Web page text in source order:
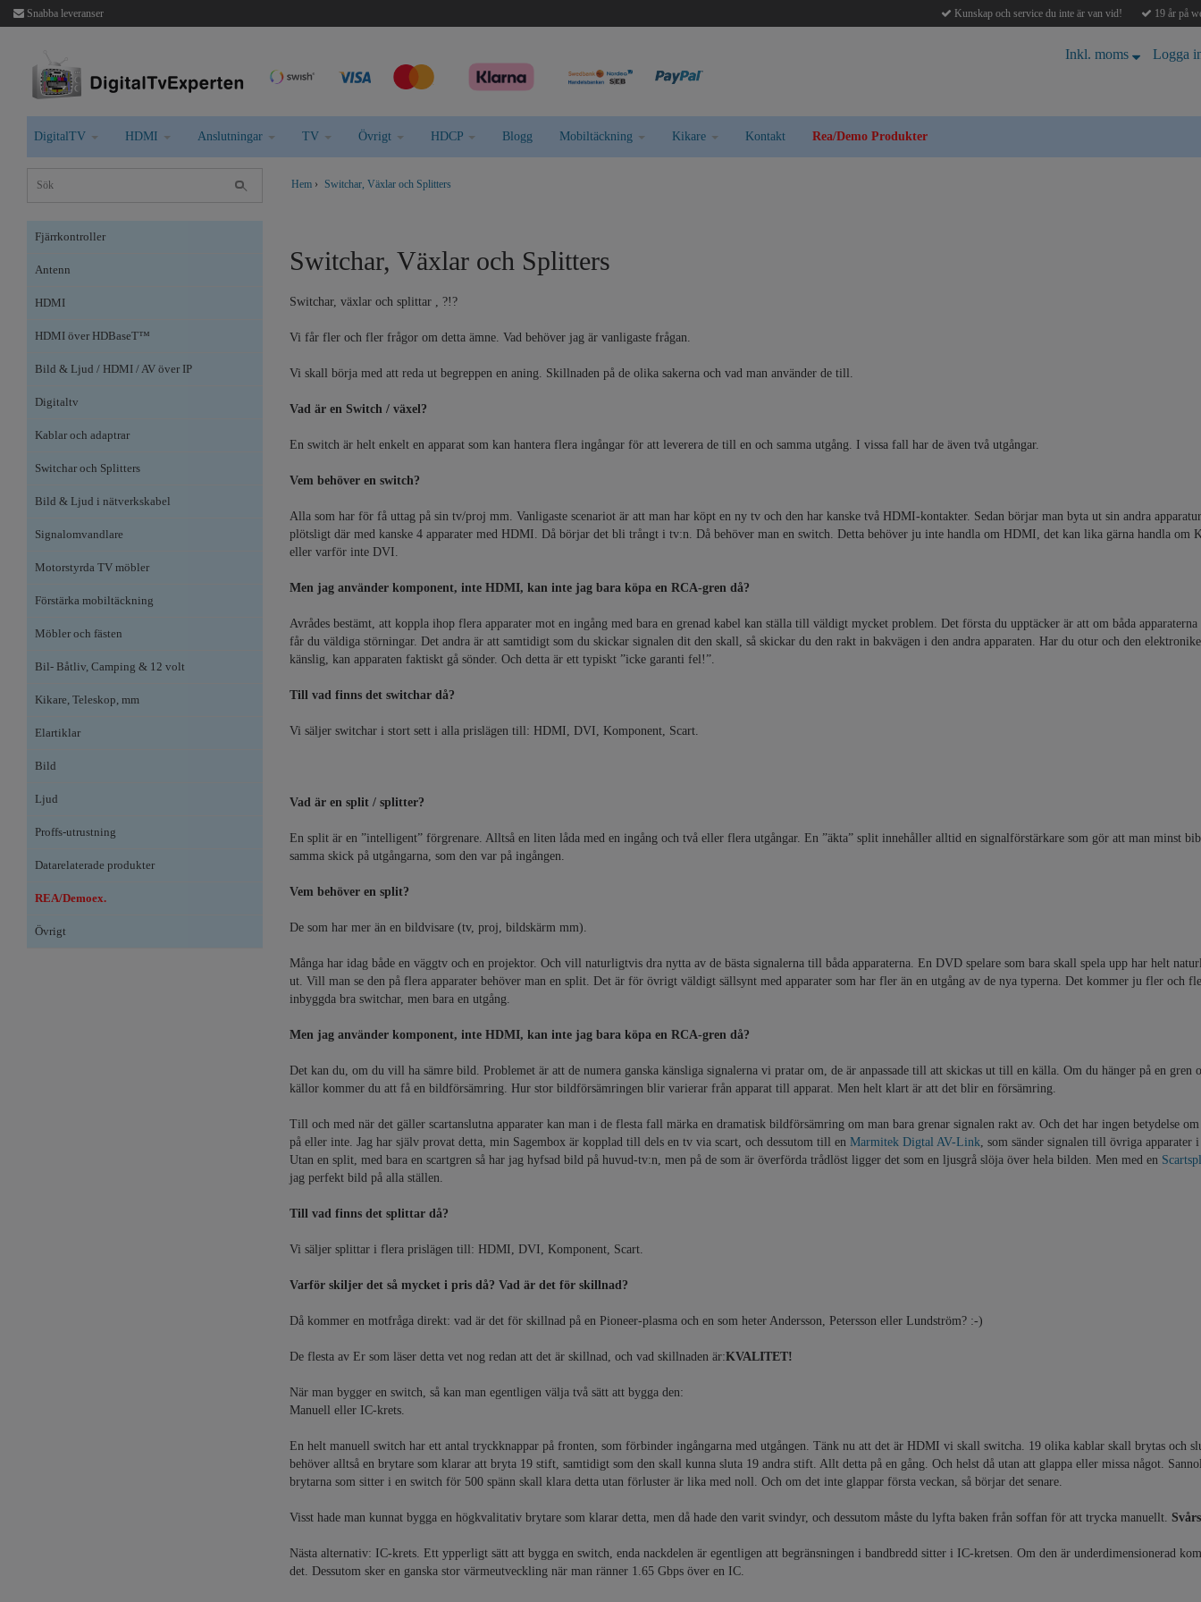
Snabba leveranser Kunskap och service du inte är van vid! 19 år på
Inkl. moms Logga
DigitalTV HDMI Anslutningar TV Övrigt HDCP Blogg Mobiltäckning Kikare Kontakt Rea/Demo Produkter
Fjärrkontroller
Antenn
HDMI
HDMI över HDBaseT™
Bild & Ljud / HDMI / AV över IP
Digitaltv
Kablar och adaptrar
Switchar och Splitters
Bild & Ljud i nätverkskabel
Signalomvandlare
Motorstyrda TV möbler
Förstärka mobiltäckning
Möbler och fästen
Bil- Båtliv, Camping & 12 volt
Kikare, Teleskop, mm
Elartiklar
Bild
Ljud
Proffs-utrustning
Datarelaterade produkter
REA/Demoex.
Övrigt
Hem › Switchar, Växlar och Splitters
Switchar, Växlar och Splitters
Switchar, växlar och splittar , ?!?
Vi får fler och fler frågor om detta ämne. Vad behöver jag är vanligaste frågan.
Vi skall börja med att reda ut begreppen en aning. Skillnaden på de olika sakerna och vad man använder de till.
Vad är en Switch / växel?
En switch är helt enkelt en apparat som kan hantera flera ingångar för att leverera de till en och samma utgång. I vissa fall har de även två utgångar.
Vem behöver en switch?
Alla som har för få uttag på sin tv/proj mm. Vanligaste scenariot är att man har köpt en ny tv och den har kanske två HDMI-kontakter. Sedan börjar man byta ut sin andra
plötsligt där med kanske 4 apparater med HDMI. Då börjar det bli trångt i tv:n. Då behöver man en switch. Detta behöver ju inte handla om HDMI, det kan lika gärna handla om
eller varför inte DVI.
Men jag använder komponent, inte HDMI, kan inte jag bara köpa en RCA-gren då?
Avrådes bestämt, att koppla ihop flera apparater mot en ingång med bara en grenad kabel kan ställa till väldigt mycket problem. Det första du upptäcker är att om båda
får du väldiga störningar. Det andra är att samtidigt som du skickar signalen dit den skall, så skickar du den rakt in bakvägen i den andra apparaten. Har du otur och den
känslig, kan apparaten faktiskt gå sönder. Och detta är ett typiskt ”icke garanti fel!”.
Till vad finns det switchar då?
Vi säljer switchar i stort sett i alla prislägen till: HDMI, DVI, Komponent, Scart.
Vad är en split / splitter?
En split är en ”intelligent” förgrenare. Alltså en liten låda med en ingång och två eller flera utgångar. En ”äkta” split innehåller alltid en signalförstärkare som gör att man minst
samma skick på utgångarna, som den var på ingången.
Vem behöver en split?
De som har mer än en bildvisare (tv, proj, bildskärm mm).
Många har idag både en väggtv och en projektor. Och vill naturligtvis dra nytta av de bästa signalerna till båda apparaterna. En DVD spelare som bara skall spela upp har helt
ut. Vill man se den på flera apparater behöver man en split. Det är för övrigt väldigt sällsynt med apparater som har fler än en utgång av de nya typerna. Det kommer ju fler och
inbyggda bra switchar, men bara en utgång.
Men jag använder komponent, inte HDMI, kan inte jag bara köpa en RCA-gren då?
Det kan du, om du vill ha sämre bild. Problemet är att de numera ganska känsliga signalerna vi pratar om, de är anpassade till att skickas ut till en källa. Om du hänger på en gren
källor kommer du att få en bildförsämring. Hur stor bildförsämringen blir varierar från apparat till apparat. Men helt klart är att det blir en försämring.
Till och med när det gäller scartanslutna apparater kan man i de flesta fall märka en dramatisk bildförsämring om man bara grenar signalen rakt av. Och det har ingen betydelse om
på eller inte. Jag har själv provat detta, min Sagembox är kopplad till dels en tv via scart, och dessutom till en Marmitek Digtal AV-Link, som sänder signalen till övriga apparater i
Utan en split, med bara en scartgren så har jag hyfsad bild på huvud-tv:n, men på de som är överförda trådlöst ligger det som en ljusgrå slöja över hela bilden. Men med en
jag perfekt bild på alla ställen.
Till vad finns det splittar då?
Vi säljer splittar i flera prislägen till: HDMI, DVI, Komponent, Scart.
Varför skiljer det så mycket i pris då? Vad är det för skillnad?
Då kommer en motfråga direkt: vad är det för skillnad på en Pioneer-plasma och en som heter Andersson, Petersson eller Lundström? :-)
De flesta av Er som läser detta vet nog redan att det är skillnad, och vad skillnaden är:KVALITET!
När man bygger en switch, så kan man egentligen välja två sätt att bygga den:
Manuell eller IC-krets.
En helt manuell switch har ett antal tryckknappar på fronten, som förbinder ingångarna med utgången. Tänk nu att det är HDMI vi skall switcha. 19 olika kablar skall brytas och
behöver alltså en brytare som klarar att bryta 19 stift, samtidigt som den skall kunna sluta 19 andra stift. Allt detta på en gång. Och helst då utan att glappa eller missa något.
brytarna som sitter i en switch för 500 spänn skall klara detta utan förluster är lika med noll. Och om det inte glappar första veckan, så börjar det senare.
Visst hade man kunnat bygga en högkvalitativ brytare som klarar detta, men då hade den varit svindyr, och dessutom måste du lyfta baken från soffan för att trycka manuellt.
Nästa alternativ: IC-krets. Ett ypperligt sätt att bygga en switch, enda nackdelen är egentligen att begränsningen i bandbredd sitter i IC-kretsen. Om den är underdimensionerad
det. Dessutom sker en ganska stor värmeutveckling när man ränner 1.65 Gbps över en IC.